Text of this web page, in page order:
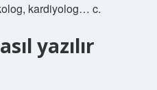
kardiyolog… c.
yazılır